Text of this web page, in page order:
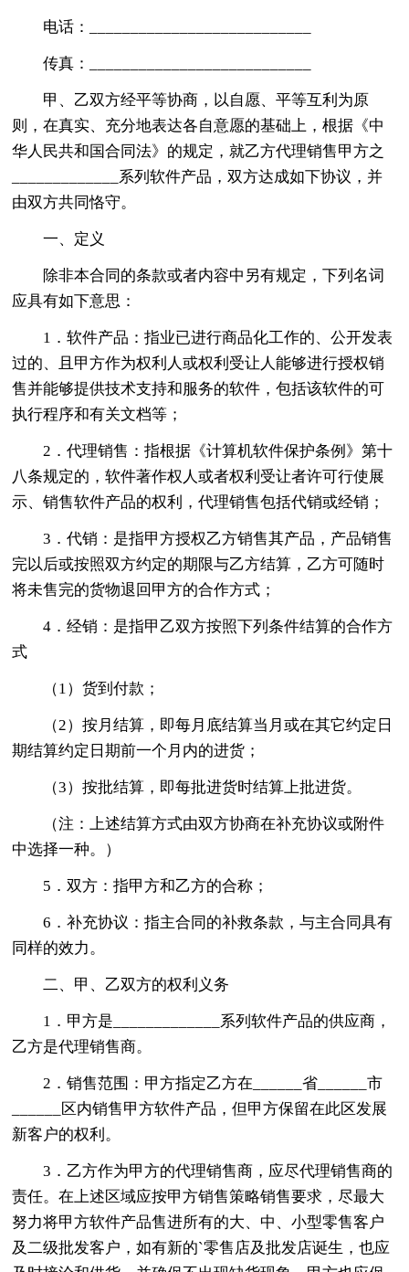
电话：___________________________
传真：___________________________
甲、乙双方经平等协商，以自愿、平等互利为原
则，在真实、充分地表达各自意愿的基础上，根据《中
华人民共和国合同法》的规定，就乙方代理销售甲方之
_____________系列软件产品，双方达成如下协议，并
由双方共同恪守。
一、定义
除非本合同的条款或者内容中另有规定，下列名词
应具有如下意思：
1．软件产品：指业已进行商品化工作的、公开发表
过的、且甲方作为权利人或权利受让人能够进行授权销
售并能够提供技术支持和服务的软件，包括该软件的可
执行程序和有关文档等；
2．代理销售：指根据《计算机软件保护条例》第十
八条规定的，软件著作权人或者权利受让者许可行使展
示、销售软件产品的权利，代理销售包括代销或经销；
3．代销：是指甲方授权乙方销售其产品，产品销售
完以后或按照双方约定的期限与乙方结算，乙方可随时
将未售完的货物退回甲方的合作方式；
4．经销：是指甲乙双方按照下列条件结算的合作方
式
（1）货到付款；
（2）按月结算，即每月底结算当月或在其它约定日
期结算约定日期前一个月内的进货；
（3）按批结算，即每批进货时结算上批进货。
（注：上述结算方式由双方协商在补充协议或附件
中选择一种。）
5．双方：指甲方和乙方的合称；
6．补充协议：指主合同的补救条款，与主合同具有
同样的效力。
二、甲、乙双方的权利义务
1．甲方是_____________系列软件产品的供应商，
乙方是代理销售商。
2．销售范围：甲方指定乙方在______省______市
______区内销售甲方软件产品，但甲方保留在此区发展
新客户的权利。
3．乙方作为甲方的代理销售商，应尽代理销售商的
责任。在上述区域应按甲方销售策略销售要求，尽最大
努力将甲方软件产品售进所有的大、中、小型零售客户
及二级批发客户，如有新的`零售店及批发店诞生，也应